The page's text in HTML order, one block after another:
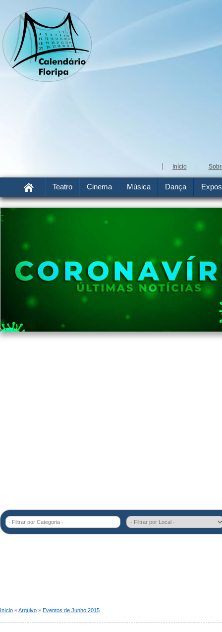
Início
Teatro Cinema Música Dança
- Filtrar por Categoria -
Início »Arquivo » Eventos de Junho 2015